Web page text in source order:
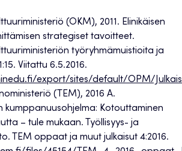
(OKM), 2011. Elinikäisen
strategiset tavoitteet.
työryhmämuistioita ja
Viitattu 6.5.2016.
export/sites/default/OPM/
(TEM), 2016 A.
kumppanuusohjelma: Kotouttaminen
– tule mukaan. Työllisyys- ja
TEM oppaat ja muut julkaisut 4:2016.